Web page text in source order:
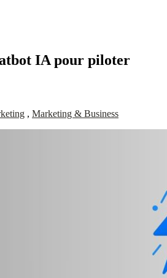
IA pour piloter
, Marketing & Business